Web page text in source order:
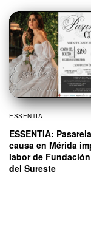
ESSENTIA
ESSENTIA:
causa en Mérida
labor de
del Sureste